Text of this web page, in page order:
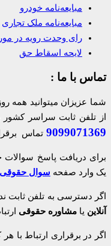
مبایعه‌نامه خودرو
مبایعه‌نامه ملک تجاری
رای وحدت رویه در
لایحه اسقاط حق
تماس با ما :
از تلفن ثابت سراسر
9099071369 تماس
برای دریافت پاسخ
یک وارد صفحه سوال حقوقی
اگر دسترسی به تلفن ثابت
آنلاین یا مشاوره حقوقی
اگر در برقراری ارتباط با